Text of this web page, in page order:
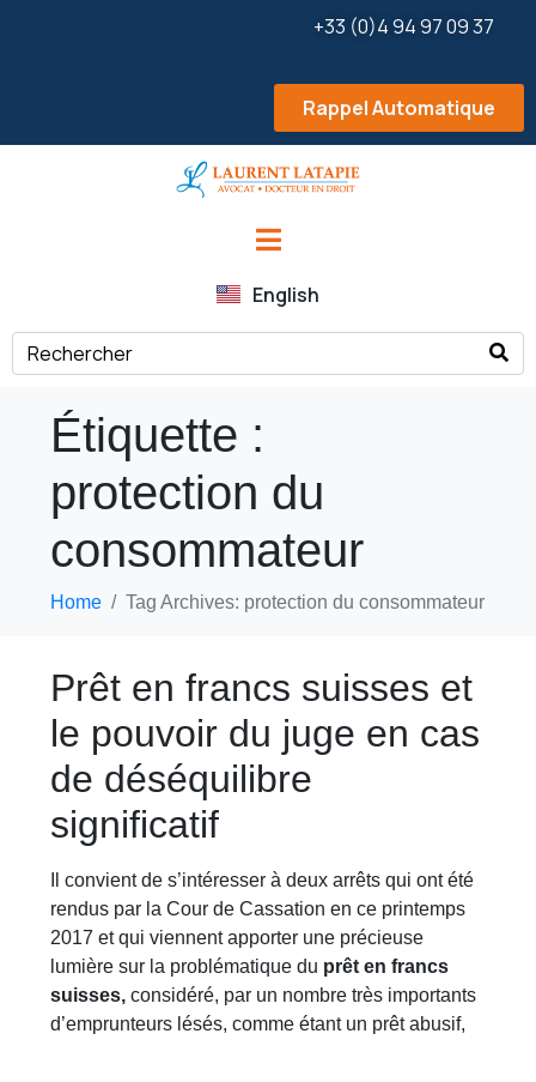
+33 (0)4 94 97 09 37
Rappel Automatique
English
Étiquette :
protection du
consommateur
Home Tag Archives: protection du consommateur
Prêt en francs suisses et
le pouvoir du juge en cas
de déséquilibre
significatif
Il convient de s’intéresser à deux arrêts qui ont été
rendus par la Cour de Cassation en ce printemps
2017 et qui viennent apporter une précieuse
lumière sur la problématique du prêt en francs
suisses,considéré, par un nombre très importants
d’emprunteurs lésés, comme étant un prêt abusif,